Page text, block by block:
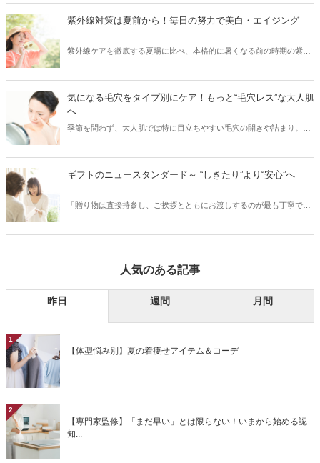
け止めを正しく使えていないと、肌は無防備な状態と同じなんです！
紫外線対策は夏前から！毎日の努力で美白・エイジング
紫外線ケアを徹底する夏場に比べ、本格的に暑くなる前の時期の紫外
量は、夏になる前からどんどん増えはじめ、5月～8月にかけてピーク
に達するので、この時期の紫外線こそ要注意！また紫外線を浴びるこ
とでシミができてしまった部分は、シワのリスクにつながるなどの肌
ジングケアのためにも重要です。今回は、そんな大人の肌ケアには欠
気になる毛穴をタイプ別にケア！もっと“毛穴レス”な大人肌
へ
季節を問わず、大人肌では特に目立ちやすい毛穴の開きや詰まり。夏
れ、普段よりも毛穴が目立ちやすくなります。詰まった皮脂を放置し
てしまうと、皮脂が酸化し黒ずみの原因に。特に、40代以降の大人の
肌は、たるみ毛穴からシワになってしまう恐れも……。今回は、大人
介します。
ギフトのニュースタンダード～ “しきたり”より“安心”へ
「贈り物は直接持参し、ご挨拶とともにお渡しするのが最も丁寧で
で、気軽に、そして安心していただけるための贈り方も立派なマナー
の贈り物をご紹介します。人気のある記事
昨日 週間 月間
1
【体型悩み別】夏の着痩せアイテム＆コーデ
2
【専門家監修】「まだ早い」とは限らない！いまから始める認
知...